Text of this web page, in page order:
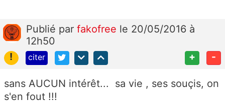
Publié par fakofree le 20/05/2016 à
12h50
!
citer + -
sans AUCUN intérêt... sa vie , ses souçis, on
s'en fout !!!